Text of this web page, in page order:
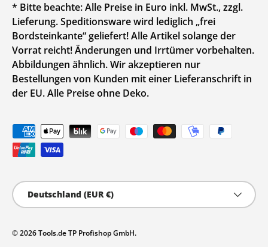
* Bitte beachte: Alle Preise in Euro inkl. MwSt., zzgl.
Lieferung. Speditionsware wird lediglich „frei
Bordsteinkante“ geliefert! Alle Artikel solange der
Vorrat reicht! Änderungen und Irrtümer vorbehalten.
Abbildungen ähnlich. Wir akzeptieren nur
Bestellungen von Kunden mit einer Lieferanschrift in
der EU. Alle Preise ohne Deko.
Zahlungsmethoden
Land/Region
Deutschland (EUR €)
© 2026Tools.de TP Profishop GmbH.